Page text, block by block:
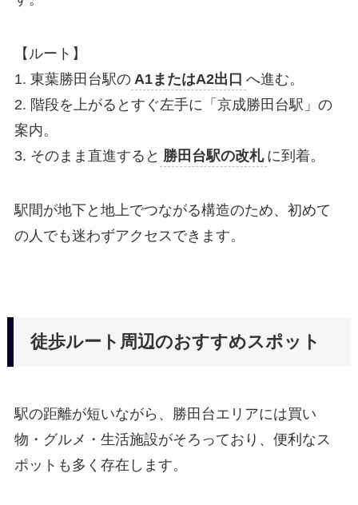
【ルート】
1. 東葉勝田台駅の A1またはA2出口 へ進む。
2. 階段を上がるとすぐ左手に「京成勝田台駅」の
案内。
3. そのまま直進すると 勝田台駅の改札 に到着。
駅間が地下と地上でつながる構造のため、初めて
の人でも迷わずアクセスできます。
徒歩ルート周辺のおすすめスポット
駅の距離が短いながら、勝田台エリアには買い
物・グルメ・生活施設がそろっており、便利なス
ポットも多く存在します。